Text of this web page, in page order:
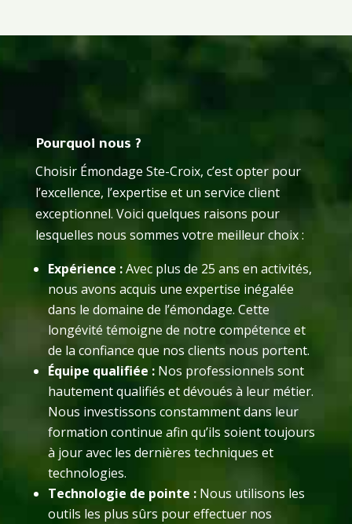
Pourquoi nous ?
Choisir Émondage Ste-Croix, c’est opter pour
l’excellence, l’expertise et un service client
exceptionnel. Voici quelques raisons pour
lesquelles nous sommes votre meilleur choix :
Expérience :Avec plus de 25 ans en activités,
nous avons acquis une expertise inégalée
dans le domaine de l’émondage. Cette
longévité témoigne de notre compétence et
de la confiance que nos clients nous portent.
Équipe qualifiée :Nos professionnels sont
hautement qualifiés et dévoués à leur métier.
Nous investissons constamment dans leur
formation continue afin qu’ils soient toujours
à jour avec les dernières techniques et
technologies.
Technologie de pointe :Nous utilisons les
outils les plus sûrs pour effectuer nos